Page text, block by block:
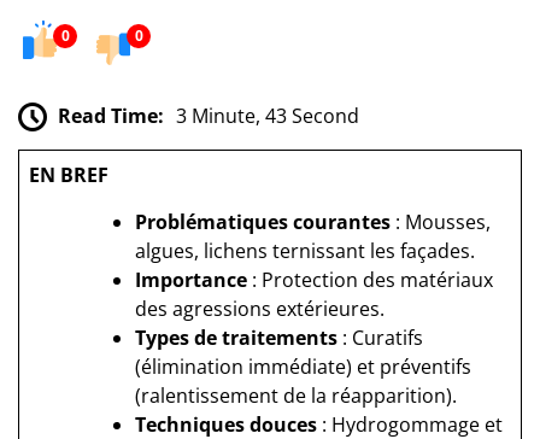
0 0
Read Time: 3 Minute, 43 Second
EN BREF
Problématiques courantes : Mousses,
algues, lichens ternissant les façades.
Importance : Protection des matériaux
des agressions extérieures.
Types de traitements : Curatifs
(élimination immédiate) et préventifs
(ralentissement de la réapparition).
Techniques douces : Hydrogommage et